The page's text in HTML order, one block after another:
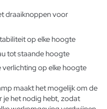
draaiknoppen voor
op elke hoogte
tot staande hoogte
op elke hoogte
maakt het mogelijk om de
je het nodig hebt, zodat